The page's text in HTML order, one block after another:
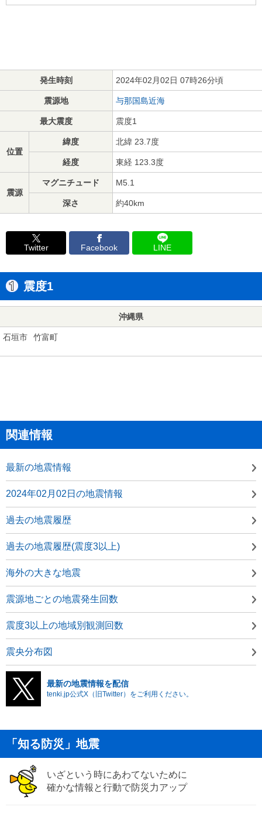
発生時刻 2024年02月02日 07時26分頃
震源地 与那国島近海
最大震度 震度1
位置
緯度 北緯 23.7度
経度 東経 123.3度
震源
マグニチュード M5.1
深さ 約40km
Twitter Facebook LINE
震度1
沖縄県
石垣市 竹富町
関連情報
最新の地震情報
2024年02月02日の地震情報
過去の地震履歴
過去の地震履歴(震度3以上)
海外の大きな地震
震源地ごとの地震発生回数
震度3以上の地域別観測回数
震央分布図
最新の地震情報を配信
tenki.jp公式X（旧Twitter）をご利用ください。
「知る防災」地震
いざという時にあわてないために
確かな情報と行動で防災力アップ